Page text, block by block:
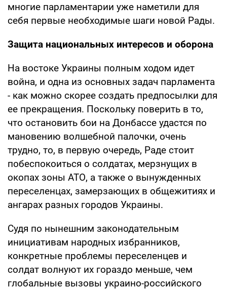
многие парламентарии уже наметили для
себя первые необходимые шаги новой Рады.
Защита национальных интересов и оборона
На востоке Украины полным ходом идет
война, и одна из основных задач парламента
- как можно скорее создать предпосылки для
ее прекращения. Поскольку поверить в то,
что остановить бои на Донбассе удастся по
мановению волшебной палочки, очень
трудно, то, в первую очередь, Раде стоит
побеспокоиться о солдатах, мерзнущих в
окопах зоны АТО, а также о вынужденных
переселенцах, замерзающих в общежитиях и
ангарах разных городов Украины.
Судя по нынешним законодательным
инициативам народных избранников,
конкретные проблемы переселенцев и
солдат волнуют их гораздо меньше, чем
глобальные вызовы украино-российского